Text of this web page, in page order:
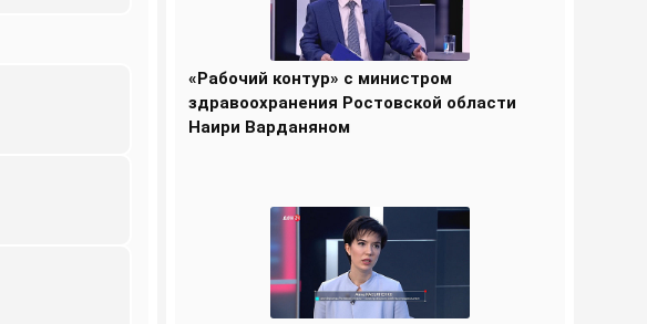
«Рабочий контур» с министром
здравоохранения Ростовской области
Наири Варданяном